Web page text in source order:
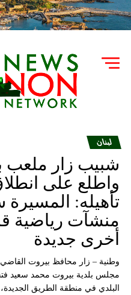
لبنان
شبيب زار ملعب
واطلع على
تأهيله:
منشآت رياضية
أخرى جديدة
وطنية – زار محافظ بيروت القاضي
مجلس بلدية بيروت محمد سعيد
البلدي في منطقة الطريق